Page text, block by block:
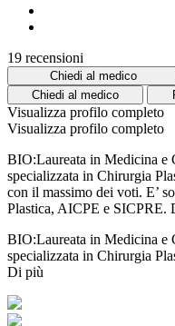
19 recensioni
Chiedi al medico
Chiedi al medico
Visualizza profilo completo
Visualizza profilo completo
BIO:Laureata in Medicina e
specializzata in Chirurgia
con il massimo dei voti. E’
Plastica, AICPE e SICPRE.
BIO:Laureata in Medicina e
specializzata in Chirurgia
Di più